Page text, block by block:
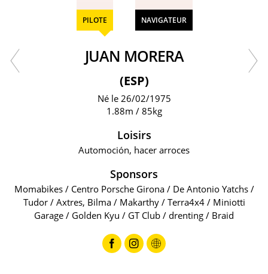
PILOTE NAVIGATEUR
JUAN MORERA
(ESP)
Né le 26/02/1975
1.88m / 85kg
Loisirs
Automoción, hacer arroces
Sponsors
Momabikes / Centro Porsche Girona / De Antonio Yatchs /
Tudor / Axtres, Bilma / Makarthy / Terra4x4 / Miniotti
Garage / Golden Kyu / GT Club / drenting / Braid